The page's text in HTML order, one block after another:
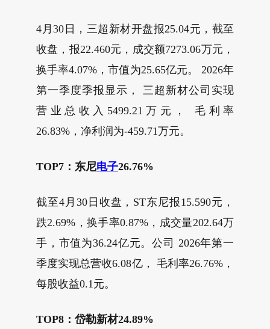
4月30日，三超新材开盘报25.04元，截至
收盘，报22.460元，成交额7273.06万元，
换手率4.07%，市值为25.65亿元。 2026年
第一季度季报显示， 三超新材公司实现
营业总收入5499.21万元， 毛利率
26.83%，净利润为-459.71万元。
TOP7：东尼电子26.76%
截至4月30日收盘，ST东尼报15.590元，
跌2.69%，换手率0.87%，成交量202.64万
手，市值为36.24亿元。公司 2026年第一
季度实现总营收6.08亿， 毛利率26.76%，
每股收益0.1元。
TOP8：岱勒新材24.89%